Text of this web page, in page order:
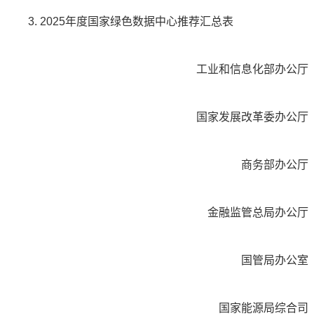
3. 2025年度国家绿色数据中心推荐汇总表
工业和信息化部办公厅
国家发展改革委办公厅
商务部办公厅
金融监管总局办公厅
国管局办公室
国家能源局综合司